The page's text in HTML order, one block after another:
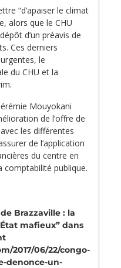
“d’apaiser le climat
alors que le CHU
d’un préavis de
Ces derniers
le
du CHU et la
Mouyokani
de l’offre de
les différentes
de l’application
du centre en
publique.
de Brazzaville : la
mafieux” dans
2017/06/22/congo-
denonce-un-